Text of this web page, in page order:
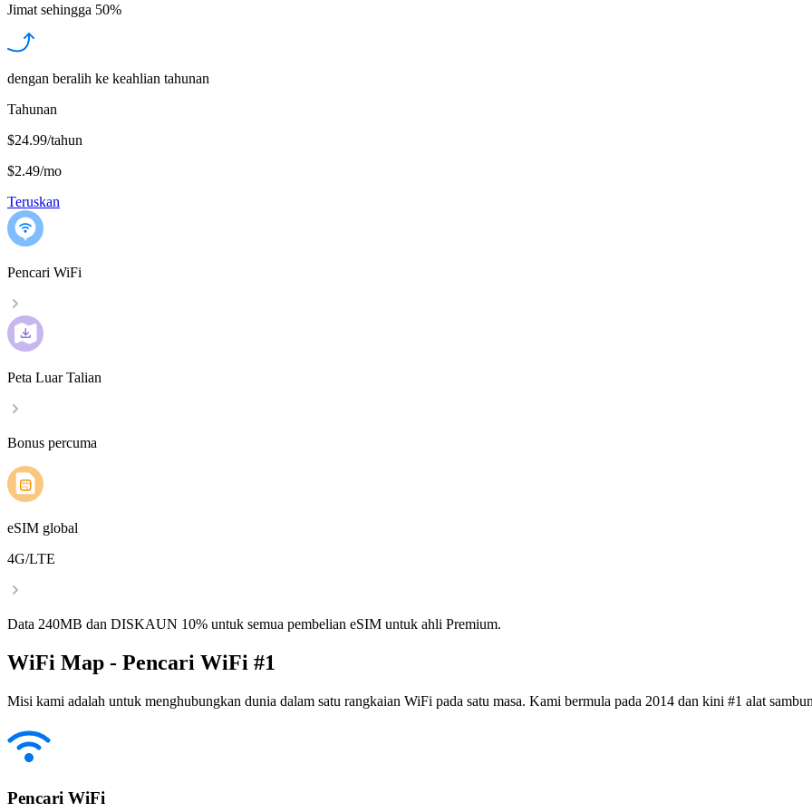
Jimat sehingga 50%
dengan beralih ke keahlian tahunan
Tahunan
$24.99/tahun
$2.49/mo
Teruskan
Pencari WiFi
Peta Luar Talian
Bonus percuma
eSIM global
4G/LTE
Data 240MB dan DISKAUN 10% untuk semua pembelian eSIM untuk ahli Premium.
WiFi Map - Pencari WiFi #1
Misi kami adalah untuk menghubungkan dunia dalam satu rangkaian WiFi pada satu masa. Kami bermula pada 2014 dan kini #1 alat
Pencari WiFi